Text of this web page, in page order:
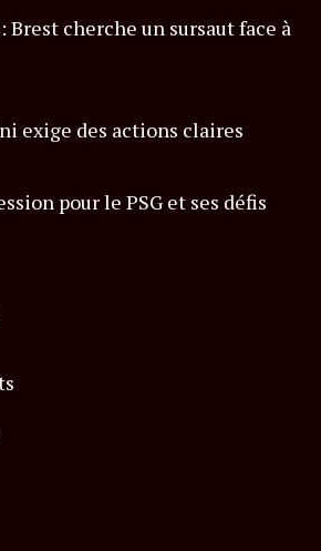
cherche un sursaut face à
exige des actions claires
pour le PSG et ses défis